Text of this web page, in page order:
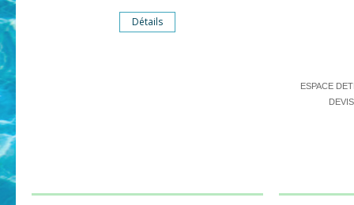
Détails
ESPACE